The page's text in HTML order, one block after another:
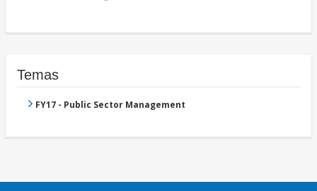
Temas
FY17 - Public Sector Management